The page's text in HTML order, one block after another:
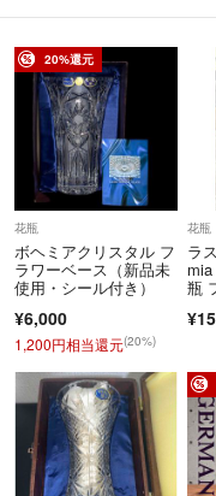
の早い注文を優先させて
キャンセルさせていただく
上記の内容をご了承の上
よろしくお願い致します
20%還元
花瓶
ボヘミアクリスタル フ
ラワーベース（新品未
使用・シール付き）
¥6,000
1,200円相当還元(20%)
花瓶
ラ
瓶